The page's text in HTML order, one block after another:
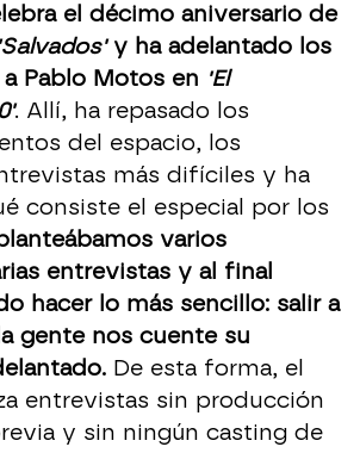
el décimo aniversario de
'Salvados'y ha adelantado los
Pablo Motos en 'El
. Allí, ha repasado los
del espacio, los
más difíciles y ha
consiste el especial por los
varios
entrevistas y al final
hacer lo más sencillo: salir a
gente nos cuente su
De esta forma, el
entrevistas sin producción
y sin ningún casting de